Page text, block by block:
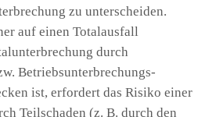
zu unterscheiden.
auf einen Totalausfall
durch
Betriebsunterbrechungs-
ist, erfordert das Risiko einer
Teilschaden (z. B. durch den